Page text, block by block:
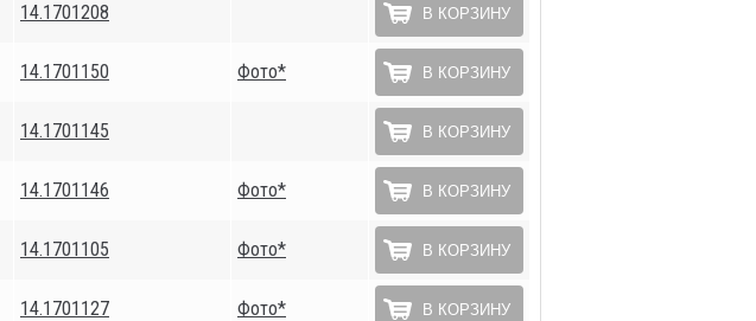
14.1701208 В КОРЗИНУ
14.1701150 Фото* В КОРЗИНУ
14.1701145 В КОРЗИНУ
14.1701146 Фото* В КОРЗИНУ
14.1701105 Фото* В КОРЗИНУ
14.1701127 Фото* В КОРЗИНУ